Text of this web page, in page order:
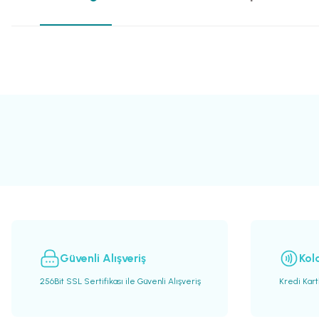
Güvenli Alışveriş
256Bit SSL Sertifikası ile Güvenli Alışveriş Kredi